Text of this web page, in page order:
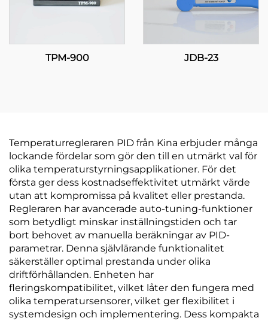
TPM-900 JDB-23
Temperaturregleraren PID från Kina erbjuder många
lockande fördelar som gör den till en utmärkt val för
olika temperaturstyrningsapplikationer. För det
första ger dess kostnadseffektivitet utmärkt värde
utan att kompromissa på kvalitet eller prestanda.
Regleraren har avancerade auto-tuning-funktioner
som betydligt minskar inställningstiden och tar
bort behovet av manuella beräkningar av PID-
parametrar. Denna självlärande funktionalitet
säkerställer optimal prestanda under olika
driftförhållanden. Enheten har
fleringskompatibilitet, vilket låter den fungera med
olika temperatursensorer, vilket ger flexibilitet i
systemdesign och implementering. Dess kompakta